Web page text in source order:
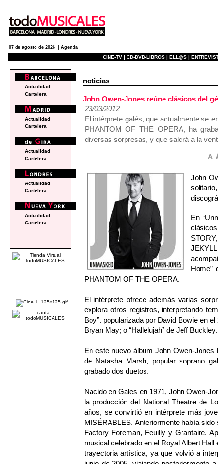
07 de agosto de 2026 | Agenda
CINE-TV | CD-DVD-LIBROS | ELL@S |
noticias
John Owen-Jones reúne clásicos del
23/03/2012
El intérprete galés, que actualmente se
PHANTOM OF THE OPERA, ha
diversas sorpresas, y que saldrá a la
John
En
Home”
PHANTOM OF THE OPERA.
El intérprete ofrece además varias
explora otros registros, interpretando
Boy”, popularizada por David Bowie en el
Bryan May; o “Hallelujah” de Jeff Buckley.
En este nuevo álbum John Owen-
de Natasha Marsh, popular soprano
grabado dos duetos.
Nacido en Gales en 1971, John Owen-
la producción del National Theatre de
años, se convirtió en intérprete más
MISÉRABLES. Anteriormente había
Factory Foreman, Feuilly y Grantaire.
musical celebrado en el Royal Albert
trayectoria artística, ya que volvió a
Actualidad
Cartelera
Actualidad
Cartelera
Actualidad
Cartelera
Actualidad
Cartelera
Actualidad
Cartelera